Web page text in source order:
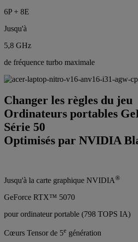
6P + 8E
Jusqu'à
5,8 GHz
de fréquence turbo maximale
Changer les règles du jeu
Ordinateurs portables
Série 50
Optimisés par NVIDIA
Jusqu'à la carte graphique NVIDIA®
GeForce RTX™ 5070
pour ordinateur portable (798 TOPS IA)
Cœurs Tensor de 5e génération